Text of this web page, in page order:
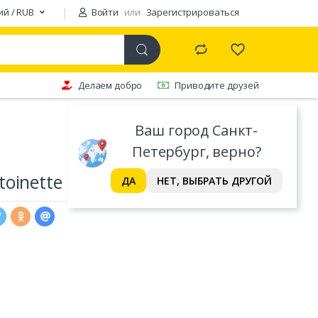
/ RUB Войти или Зарегистрироваться
Ваш город Санкт-
Петербург, верно?
ДА НЕТ, ВЫБРАТЬ ДРУГОЙ
Делаем добро Приводите друзей
цвет: бирюзовый (L)